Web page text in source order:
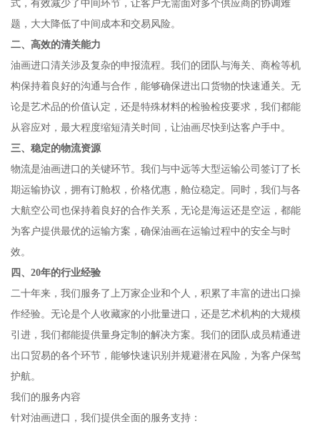
式，有效减少了中间环节，让客户无需面对多个供应商的协调难
题，大大降低了中间成本和交易风险。
二、高效的清关能力
油画进口清关涉及复杂的申报流程。我们的团队与海关、商检等机
构保持着良好的沟通与合作，能够确保进出口货物的快速通关。无
论是艺术品的价值认定，还是特殊材料的检验检疫要求，我们都能
从容应对，最大程度缩短清关时间，让油画尽快到达客户手中。
三、稳定的物流资源
物流是油画进口的关键环节。我们与中远等大型运输公司签订了长
期运输协议，拥有订舱权，价格优惠，舱位稳定。同时，我们与各
大航空公司也保持着良好的合作关系，无论是海运还是空运，都能
为客户提供最优的运输方案，确保油画在运输过程中的安全与时
效。
四、20年的行业经验
二十年来，我们服务了上万家企业和个人，积累了丰富的进出口操
作经验。无论是个人收藏家的小批量进口，还是艺术机构的大规模
引进，我们都能提供量身定制的解决方案。我们的团队成员精通进
出口贸易的各个环节，能够快速识别并规避潜在风险，为客户保驾
护航。
我们的服务内容
针对油画进口，我们提供全面的服务支持：